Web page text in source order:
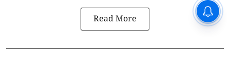
Read More
CPIM: ৬০ লক্ষ নাম বিবেচনাধীন রেখে
ভোট ঘোষণার প্রতিবাদ - আদালতের